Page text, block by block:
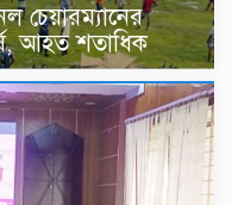
চেয়ারম্যানের
আহত শতাধিক